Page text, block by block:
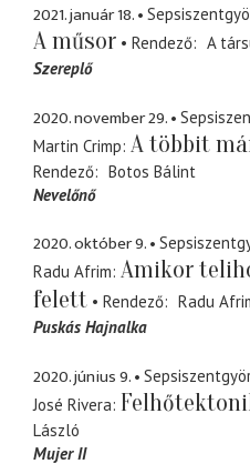
2021. január 18.
A műsor Rendező
A
Szereplő
2020. november 29.
Martin Crimp A többit
Rendező
Botos Bálint
Nevelőnő
2020. október 9.
Radu Afrim Amikor
felett
Rendező
Radu
Puskás Hajnalka
2020. június 9.
José Rivera
László
Mujer II